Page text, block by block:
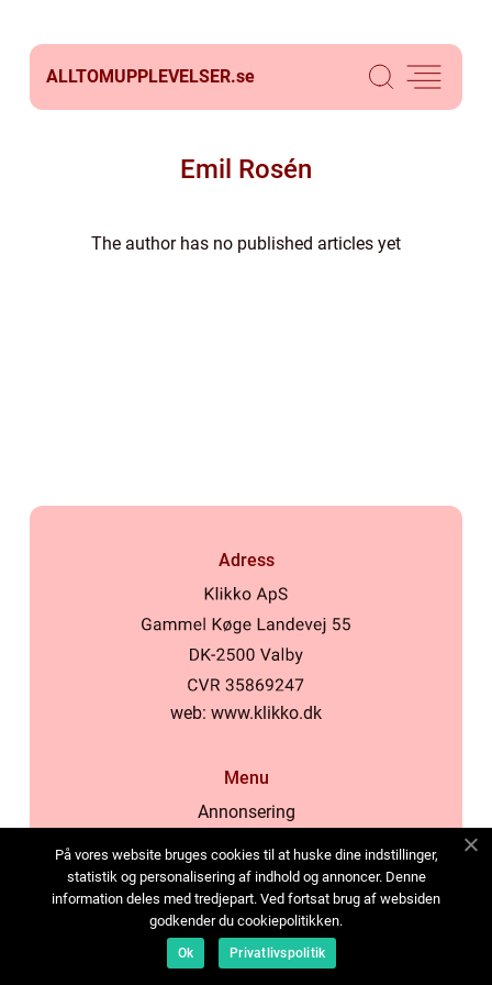
ALLTOMUPPLEVELSER.se
Emil Rosén
The author has no published articles yet
Adress
web: www.klikko.dk
Menu
Annonsering
Cookies
Kontakta oss
Sitemap
På vores website bruges cookies til at huske dine indstillinger,
statistik og personalisering af indhold og annoncer. Denne
information deles med tredjepart. Ved fortsat brug af websiden
godkender du cookiepolitikken.
Ok Privatlivspolitik